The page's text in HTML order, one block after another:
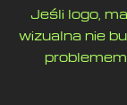
Jeśli logo,
wizualna nie